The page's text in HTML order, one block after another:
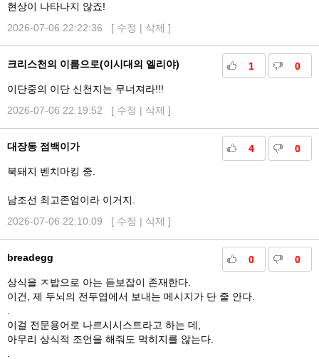
현상이 나타나지 않죠!
2026-07-06 22:22:36 [ 수정 | 삭제 ]
1 0
크리스천의 이름으로(이시대의 엘리야)
이단중의 이단 신천지는 무너져라!!!
2026-07-06 22:19:52 [ 수정 | 삭제 ]
4 0
대장동 점백이가
북돼지 벤치마킹 중.
남조선 최고존엄이라 이거지.
2026-07-06 22:10:09 [ 수정 | 삭제 ]
0 0
breadegg
상식을 ㅈ밥으로 아는 듣보잡이 존재한다.
이건, 제 두뇌의 전두엽에서 보내는 메시지가 단 줄 안다.
이걸 전문용어로 나르시시스트라고 하는 데,
아무리 상식적 조언을 해줘도 먹히지를 않는다.